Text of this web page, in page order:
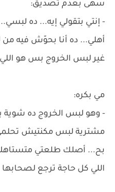
سهى بعدم تصديق:
- إنتي بتقولي إيه... ده
أهلي... ده أنا بحوّش فيه
غير لبس الخروج بس هو
مي بكره:
- وهو لبس الخروج ده شوية
مشترية لبس مكنتيش
بح... أصلك طلعتي
اللي كل حاجة ترجع لصحابها